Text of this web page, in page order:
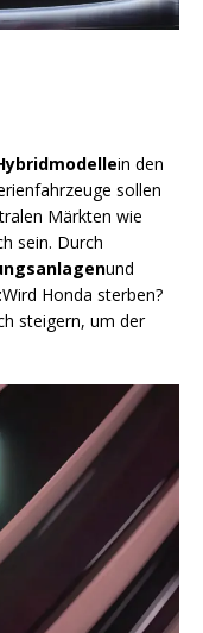
in den
sollen
Märkten wie
sein. Durch
und
Wird Honda sterben?
steigern, um der